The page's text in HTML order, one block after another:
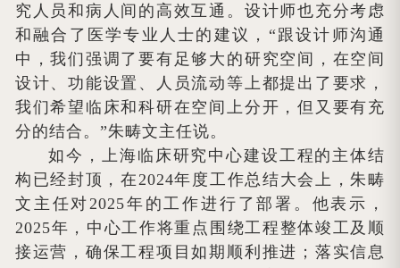
究人员和病人间的高效互通。设计师也充分考虑
和融合了医学专业人士的建议，“跟设计师沟通
中，我们强调了要有足够大的研究空间，在空间
设计、功能设置、人员流动等上都提出了要求，
我们希望临床和科研在空间上分开，但又要有充
分的结合。”朱畴文主任说。
如今，上海临床研究中心建设工程的主体结
构已经封顶，在2024年度工作总结大会上，朱畴
文主任对2025年的工作进行了部署。他表示，
2025年，中心工作将重点围绕工程整体竣工及顺
接运营，确保工程项目如期顺利推进；落实信息